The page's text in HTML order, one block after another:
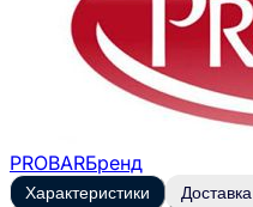
PROBARБренд
Характеристики Доставка